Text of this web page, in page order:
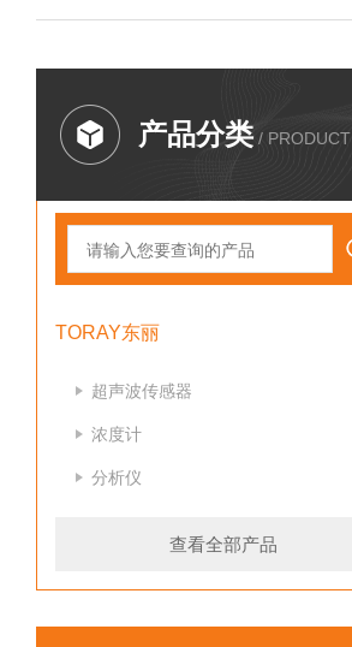
产品分类 / PRODUCT
TORAY东丽
超声波传感器
浓度计
分析仪
查看全部产品